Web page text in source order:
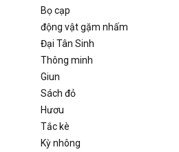
Bọ cạp
động vật gặm nhấm
Đại Tân Sinh
Thông minh
Giun
Sách đỏ
Hươu
Tắc kè
Kỳ nhông